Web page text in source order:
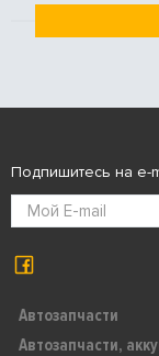
Автозапчасти
Автозапчасти,
Подпишитесь на e-